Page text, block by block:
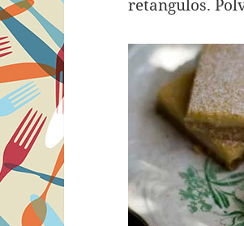
retangulos.